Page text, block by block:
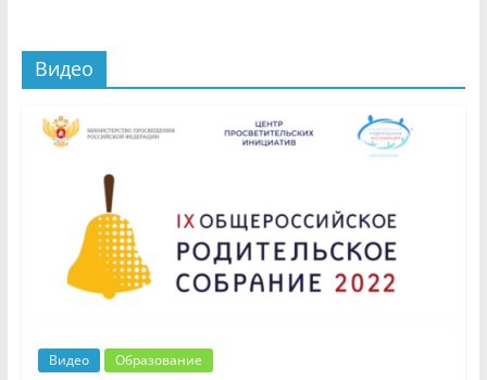
Видео
Видео Образование